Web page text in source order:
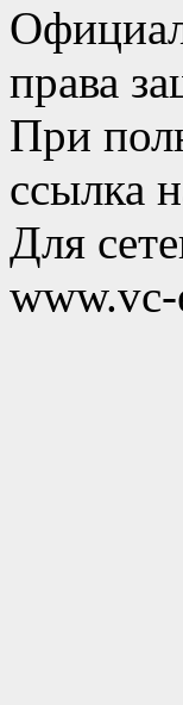
права
При
ссылка
Для
www.vc-